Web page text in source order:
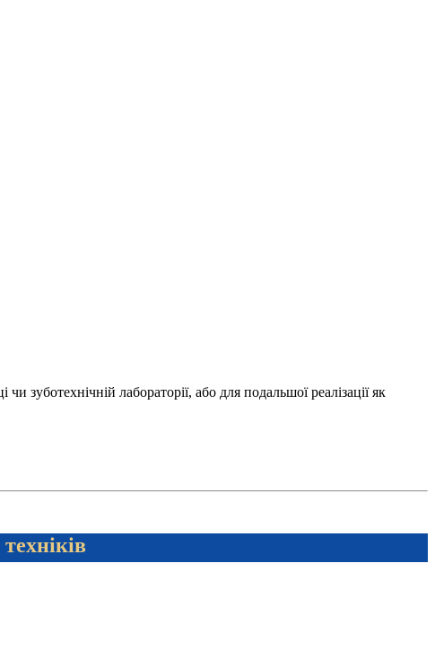
лабораторії, або для подальшої реалізації як